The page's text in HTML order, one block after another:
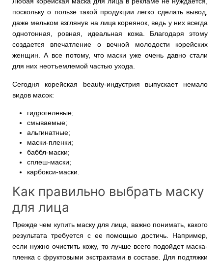
поскольку о пользе такой продукции легко сделать вывод,
даже мельком взглянув на лица кореянок, ведь у них всегда
однотонная, ровная, идеальная кожа. Благодаря этому
создается впечатление о вечной молодости корейских
женщин. А все потому, что маски уже очень давно стали
для них неотъемлемой частью ухода.
Сегодня корейская beauty-индустрия выпускает немало
видов масок:
гидрогелевые;
смываемые;
альгинатные;
маски-пленки;
баббл-маски;
сплеш-маски;
карбокси-маски.
Как правильно выбрать маску
для лица
Прежде чем купить маску для лица, важно понимать, какого
результата требуется с ее помощью достичь. Например,
если нужно очистить кожу, то лучше всего подойдет маска-
пленка с фруктовыми экстрактами в составе. Для подтяжки